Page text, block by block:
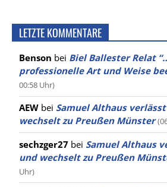
LETZTE KOMMENTARE
Benson bei Biel Ballester Relat
professionelle Art und Weise
00:58 Uhr)
AEW bei Samuel Althaus
wechselt zu Preußen Münster
sechzger27 bei Samuel Althaus
und wechselt zu Preußen
Uhr)